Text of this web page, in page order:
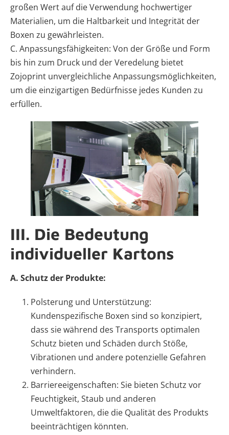
großen Wert auf die Verwendung hochwertiger
Materialien, um die Haltbarkeit und Integrität der
Boxen zu gewährleisten.
C. Anpassungsfähigkeiten: Von der Größe und Form
bis hin zum Druck und der Veredelung bietet
Zojoprint unvergleichliche Anpassungsmöglichkeiten,
um die einzigartigen Bedürfnisse jedes Kunden zu
erfüllen.
III. Die Bedeutung
individueller Kartons
A. Schutz der Produkte:
Polsterung und Unterstützung:
Kundenspezifische Boxen sind so konzipiert,
dass sie während des Transports optimalen
Schutz bieten und Schäden durch Stöße,
Vibrationen und andere potenzielle Gefahren
verhindern.
Barriereeigenschaften: Sie bieten Schutz vor
Feuchtigkeit, Staub und anderen
Umweltfaktoren, die die Qualität des Produkts
beeinträchtigen könnten.